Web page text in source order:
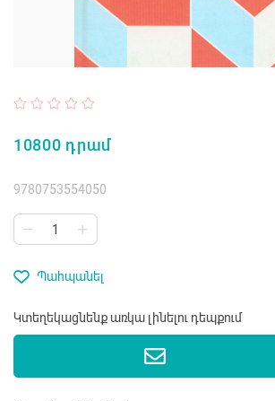
10800 դրամ
9780753554050
Պահպանել
Կտեղեկացնենք առկա լինելու դեպքում